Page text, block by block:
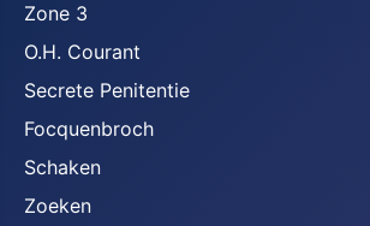
Zone 3
O.H. Courant
Secrete Penitentie
Focquenbroch
Schaken
Zoeken